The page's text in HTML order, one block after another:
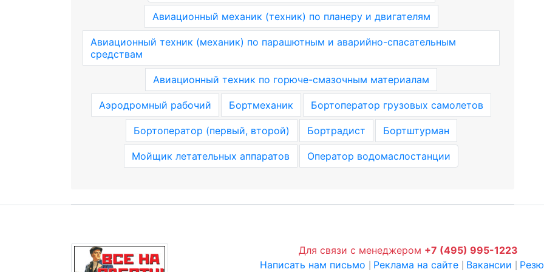
Авиационный механик (техник) по планеру и двигателям
Авиационный техник (механик) по парашютным и аварийно-спасательным
средствам
Авиационный техник по горюче-смазочным материалам
Аэродромный рабочий Бортмеханик Бортоператор грузовых самолетов
Бортоператор (первый, второй) Бортрадист Бортштурман
Мойщик летательных аппаратов Оператор водомаслостанции
Для связи с менеджером +7 (495) 995-1223
Написать нам письмо
Реклама на сайте Вакансии